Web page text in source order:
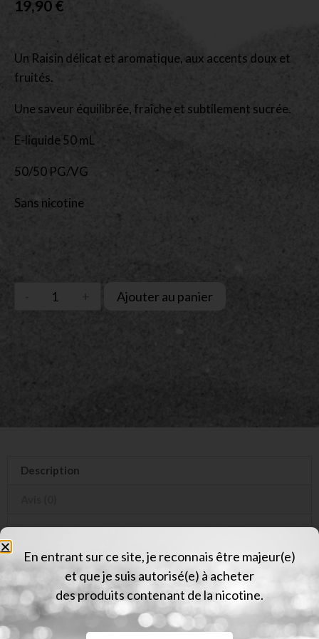
19,90€
Un Raisin délicat et aromatique, aux accents doux et
fruités.
Une saveur équilibrée, fraîche et subtilement sucrée.
E-liquide 50 mL
50/50 PG/VG
Sans nicotine
Ajouter au panier
Description
Un Raisin délicat et aromatique, aux accents doux
et fruités.
Une saveur équilibrée, fraîche et subtilement
En entrant sur ce site, je reconnais être majeur(e)
et que je suis autorisé(e) à acheter
des produits contenant de la nicotine.